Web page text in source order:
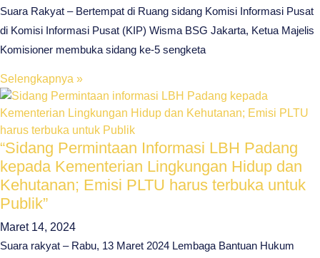
Suara Rakyat – Bertempat di Ruang sidang Komisi Informasi Pusat
di Komisi Informasi Pusat (KIP) Wisma BSG Jakarta, Ketua Majelis
Komisioner membuka sidang ke-5 sengketa
Selengkapnya »
“Sidang Permintaan Informasi LBH Padang
kepada Kementerian Lingkungan Hidup dan
Kehutanan; Emisi PLTU harus terbuka untuk
Publik”
Maret 14, 2024
Suara rakyat – Rabu, 13 Maret 2024 Lembaga Bantuan Hukum